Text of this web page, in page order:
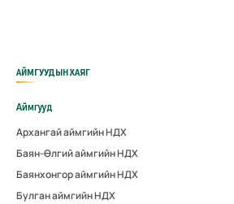
АЙМГУУДЫН ХАЯГ
Аймгууд
Архангай аймгийн НДХ
Баян-Өлгий аймгийн НДХ
Баянхонгор аймгийн НДХ
Булган аймгийн НДХ